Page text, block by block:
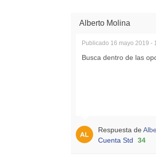
Alberto Molina
Publicado 16 mayo 2019 -
Busca dentro de las
Respuesta de
Cuenta Std
34